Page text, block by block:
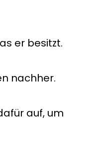
er besitzt.
nachher.
auf, um